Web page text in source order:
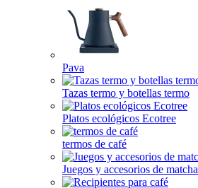
Pava
Tazas termo y botellas termo
Platos ecológicos Ecotree
termos de café
Juegos y accesorios de matcha